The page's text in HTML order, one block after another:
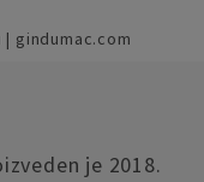
gindumac.com
je 2018.